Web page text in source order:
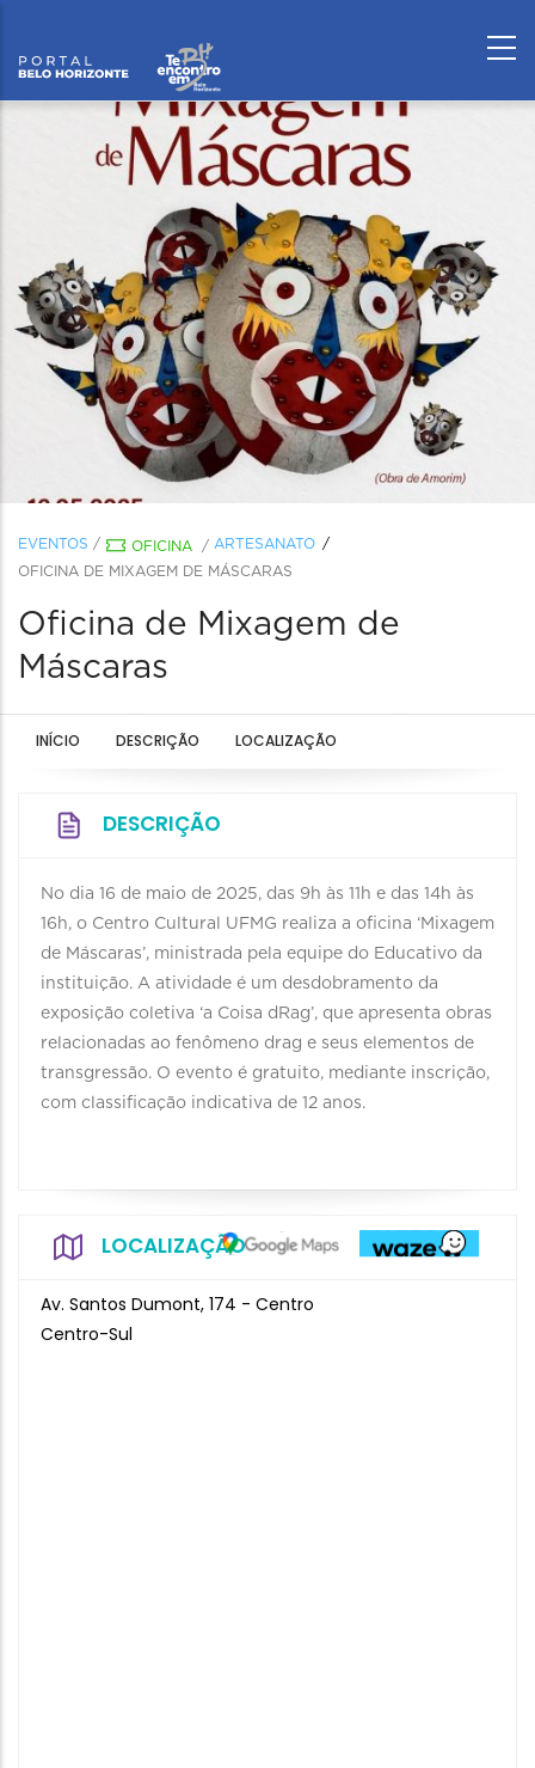
EVENTOS / OFICINA / ARTESANATO
OFICINA DE MIXAGEM DE MÁSCARAS
Oficina de Mixagem de
Máscaras
INÍCIO DESCRIÇÃO LOCALIZAÇÃO
DESCRIÇÃO
No dia 16 de maio de 2025, das 9h às 11h e das 14h às
16h, o Centro Cultural UFMG realiza a oficina ‘Mixagem
de Máscaras’, ministrada pela equipe do Educativo da
instituição. A atividade é um desdobramento da
exposição coletiva ‘a Coisa dRag’, que apresenta obras
relacionadas ao fenômeno drag e seus elementos de
transgressão. O evento é gratuito, mediante inscrição,
com classificação indicativa de 12 anos.
LOCALIZAÇÃO
Av. Santos Dumont, 174 - Centro
Centro-Sul